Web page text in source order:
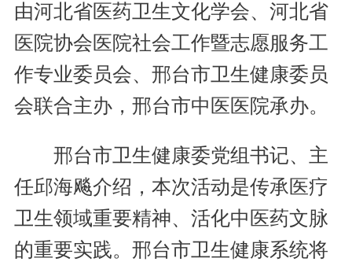
由河北省医药卫生文化学会、河北省
医院协会医院社会工作暨志愿服务工
作专业委员会、邢台市卫生健康委员
会联合主办，邢台市中医医院承办。
邢台市卫生健康委党组书记、主
任邱海飚介绍，本次活动是传承医疗
卫生领域重要精神、活化中医药文脉
的重要实践。邢台市卫生健康系统将